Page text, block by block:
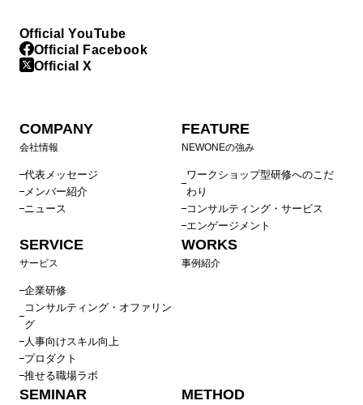
Official YouTube
Official Facebook
Official X
COMPANY
会社情報
代表メッセージ
メンバー紹介
ニュース
FEATURE
NEWONEの強み
ワークショップ型研修へのこだ
わり
コンサルティング・サービス
エンゲージメント
SERVICE
サービス
企業研修
コンサルティング・オファリン
グ
人事向けスキル向上
プロダクト
推せる職場ラボ
WORKS
事例紹介
SEMINAR METHOD